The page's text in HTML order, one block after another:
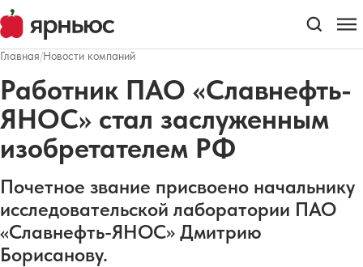
Главная/Новости компаний
Работник ПАО «Славнефть-
ЯНОС» стал заслуженным
изобретателем РФ
Почетное звание присвоено начальнику
исследовательской лаборатории ПАО
«Славнефть-ЯНОС» Дмитрию
Борисанову.